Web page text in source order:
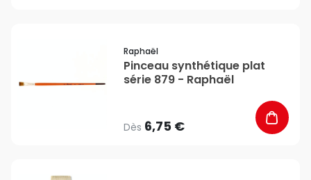
Raphaël
Pinceau synthétique plat
série 879 - Raphaël
Dès 6,75 €